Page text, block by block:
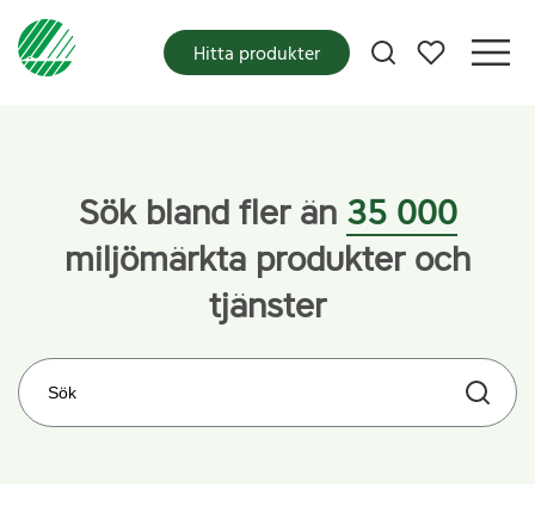
Mina favoriter
Hitta produkter
Sök bland fler än 35 000
miljömärkta produkter och
tjänster
Sök på webbplatsen